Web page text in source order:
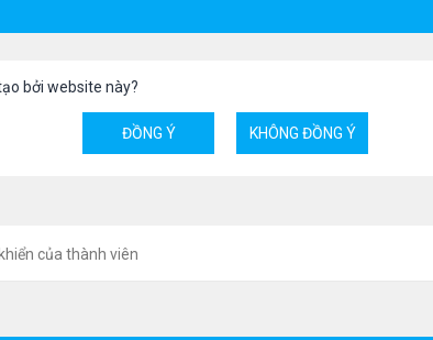
bởi website này?
của thành viên